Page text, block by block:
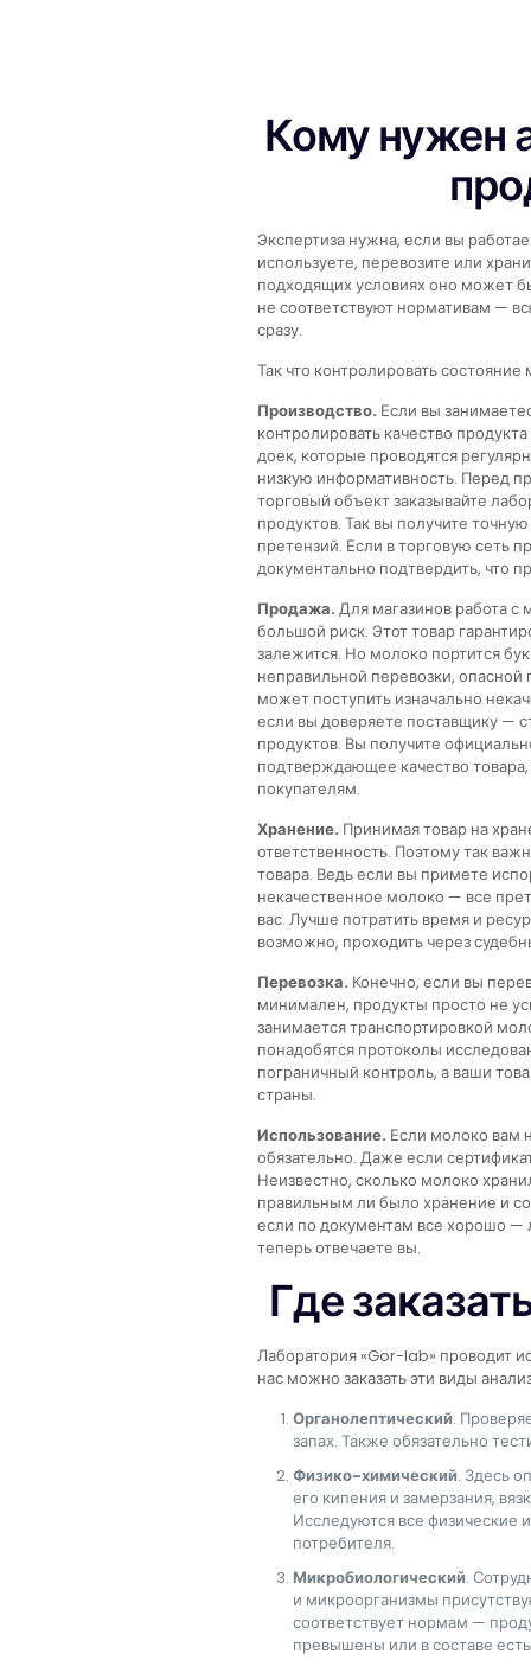
Кому нужен
Экспертиза нужна, если вы
используете, перевозите или
подходящих условиях оно может
не соответствуют нормативам —
сразу.
Так что контролировать
Производство. Если вы
контролировать качество
доек, которые проводятся
низкую информативность. Перед
торговый объект заказывайте
продуктов. Так вы получите
претензий. Если в торговую сеть
документально подтвердить, что
Продажа. Для магазинов работа
большой риск. Этот товар
залежится. Но молоко портится
неправильной перевозки, опасной
может поступить изначально
если вы доверяете поставщику —
продуктов. Вы получите
подтверждающее качество
покупателям.
Хранение. Принимая товар на
ответственность. Поэтому так
товара. Ведь если вы примете
некачественное молоко — все
вас. Лучше потратить время и
возможно, проходить через
Перевозка. Конечно, если вы
минимален, продукты просто не
занимается транспортировкой
понадобятся протоколы
пограничный контроль, а ваши
страны.
Использование. Если молоко вам
обязательно. Даже если
Неизвестно, сколько молоко
правильным ли было хранение и
если по документам все хорошо —
теперь отвечаете вы.
Где
Лаборатория «Gor-lab» проводит
нас можно заказать эти виды
Органолептический.
запах. Также обязательно
Физико-химический. Здесь
его кипения и замерзания,
Исследуются все физические
потребителя.
Микробиологический.
и микроорганизмы
соответствует нормам —
превышены или в составе